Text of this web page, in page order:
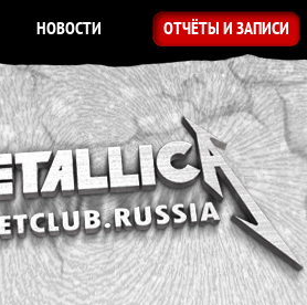
НОВОСТИ ОТЧЁТЫ И ЗАПИСИ